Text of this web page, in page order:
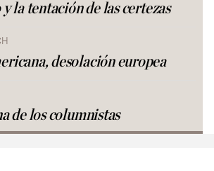
la tentación de las certezas
desolación europea
de los columnistas